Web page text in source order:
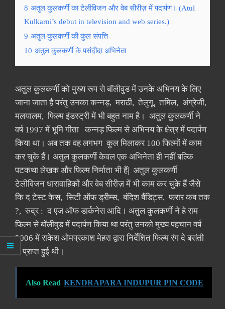
8 अतुल कुलकर्णी का टेलीविजन और वेब सीरीज़ में पदार्पण। (Atul
Kulkarni’s debut in television and web series.)
9 अतुल कुलकर्णी की कुल संपत्ति
10 अतुल कुलकर्णी के पसंदीदा अभिनेता
अतुल कुलकर्णी को मुख्य रूप से बॉलीवुड में उनके अभिनय के लिए
जाना जाता है परंतु उनका कन्नड़, मराठी, तेलुगू, तमिल, अंग्रेजी,
मलयालम, फिल्म इंडस्ट्री में भी बहुत नाम है। अतुल कुलकर्णी ने
वर्ष 1997 में भूमि गीता कन्नड़ फिल्म से अभिनय के क्षेत्र में पदार्पण
किया था। अब तक वह लगभग कुल मिलाकर 100 फिल्मों में काम
कर चुके हैं। अतुल कुलकर्णी केवल एक अभिनेता ही नहीं बल्कि
पटकथा लेखक और फिल्म निर्माता भी हैं| अतुल कुलकर्णी
टेलीविजन धारावाहिकों और वेब सीरीज़ में भी काम कर चुके हैं जैसे
कि द टेस्ट केस, सिटी ऑफ ड्रीम्स, बंदिश बैंडिट्स, फरार कब तक
?, रुद्र : द एज ऑफ डार्कनेस आदि। अतुल कुलकर्णी ने हे राम
फिल्म से बॉलीवुड में पदार्पण किया था परंतु उनको मुख्य पहचान वर्ष
2006 में राकेश ओमप्रकाश मेहरा द्वारा निर्देशित फिल्म रंग दे बसंती
से प्राप्त हुई थी।
Also Read KENDRAPARA INDUPUR PIN CODE